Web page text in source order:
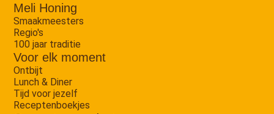
Meli Honing
Smaakmeesters
Regio's
100 jaar traditie
Voor elk moment
Ontbijt
Lunch & Diner
Tijd voor jezelf
Receptenboekjes